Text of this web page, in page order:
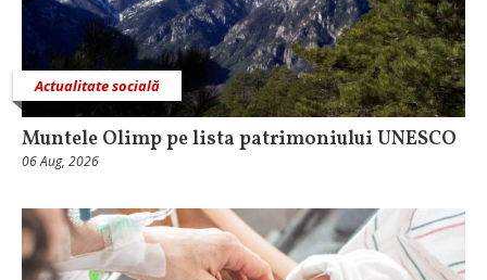
Actualitate socială
Muntele Olimp pe lista patrimoniului UNESCO
06 Aug, 2026